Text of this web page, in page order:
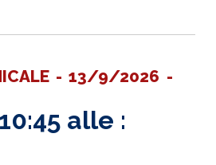
- 13/9/2026 -
alle :